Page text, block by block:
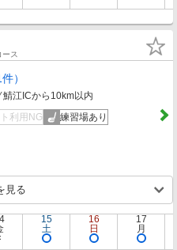
ス
）
鯖江ICから10km以内
利用NG 練習場あり
見る
15
土
16
日
17
月